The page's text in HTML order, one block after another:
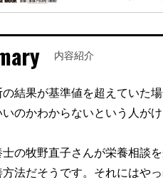
内容紹介
結果が基準値を超えていた
のかわからないという人がけ
の牧野直子さんが栄養相談
法だそうです。それにはや